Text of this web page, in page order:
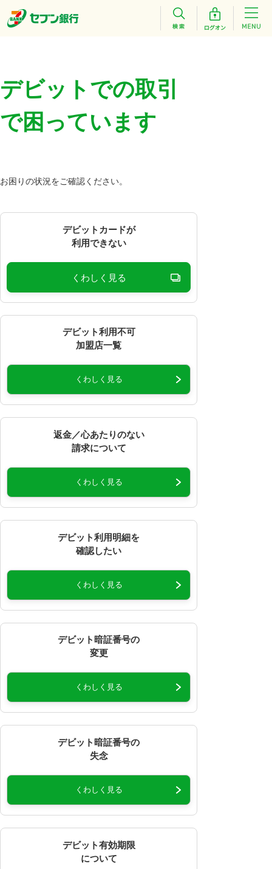
デビットでの取引
で困っています
お困りの状況をご確認ください。
デビットカードが
利用できない
くわしく見る
デビット利用不可
加盟店一覧
くわしく見る
返金／心あたりのない
請求について
くわしく見る
デビット利用明細を
確認したい
くわしく見る
デビット暗証番号の
変更
くわしく見る
デビット暗証番号の
失念
くわしく見る
デビット有効期限
について